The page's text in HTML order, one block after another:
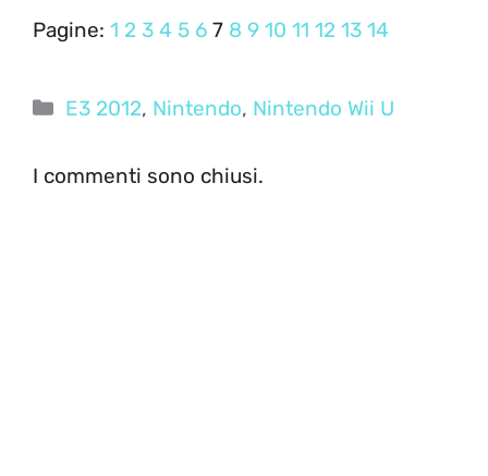
Pagine: 1 2 3 4 5 6 7 8 9 10 11 12 13 14
Categorie
E3 2012, Nintendo, Nintendo Wii U
I commenti sono chiusi.